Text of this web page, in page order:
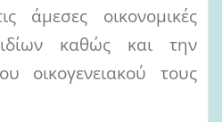
άμεσες οικονομικές
καθώς και την
οικογενειακού τους